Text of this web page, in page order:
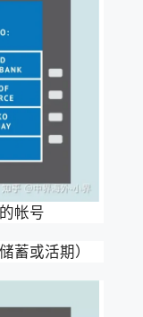
帐号
蓄或活期）